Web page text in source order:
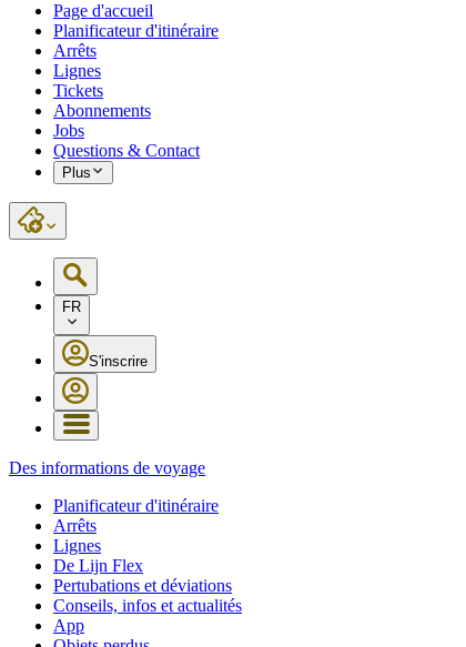
Page d'accueil
Planificateur d'itinéraire
Arrêts
Lignes
Tickets
Abonnements
Jobs
Questions & Contact
Plus
FR
S'inscrire
Des informations de voyage
Planificateur d'itinéraire
Arrêts
Lignes
De Lijn Flex
Pertubations et déviations
Conseils, infos et actualités
App